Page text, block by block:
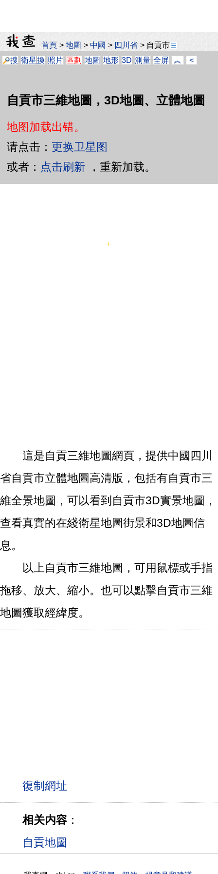
首頁 >地圖 >中國 > 四川省 > 自貢市
搜 衛星換 照片 區劃 地圖 地形 3D 測量 全屏 ︽ <
自貢市三維地圖，3D地圖、立體地圖
地图加载出错。
请点击： 更换卫星图
或者： 点击刷新 ，重新加载。
這是自貢三維地圖網頁，提供中國四川
省自貢市立體地圖高清版，包括有自貢市三
維全景地圖，可以看到自貢市3D實景地圖，
查看真實的在綫衛星地圖街景和3D地圖信
息。
以上自貢市三維地圖，可用鼠標或手指
拖移、放大、縮小。也可以點擊自貢市三維
地圖獲取經緯度。
相关内容：
自貢地圖